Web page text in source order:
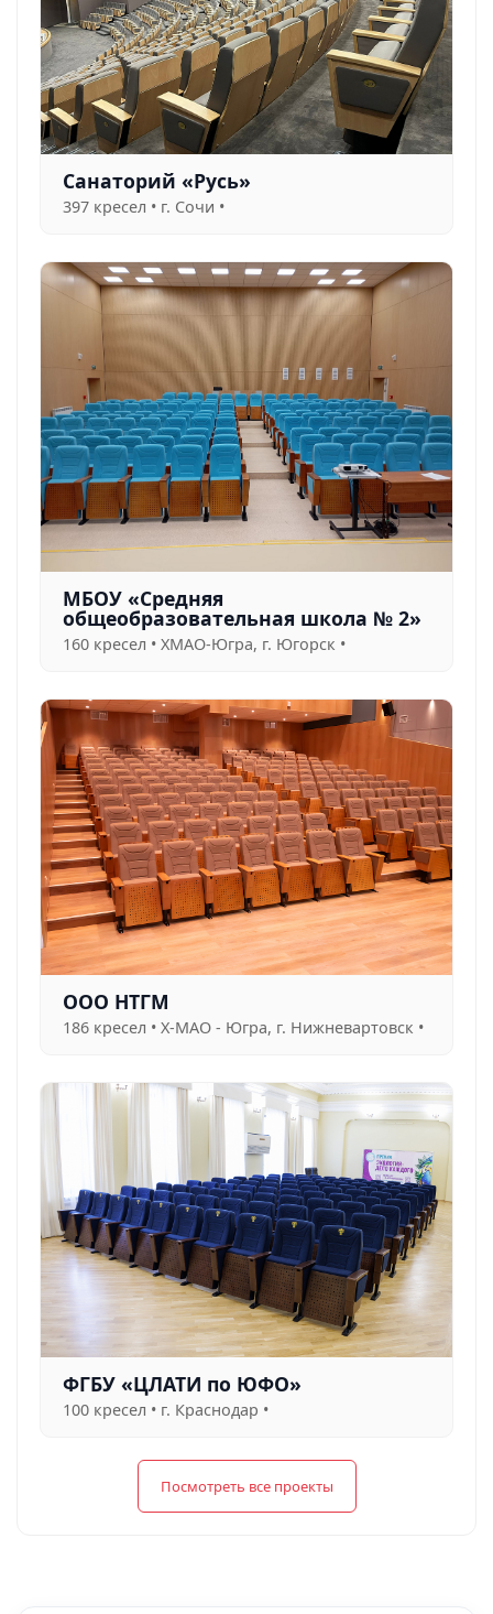
Санаторий «Русь»
397 кресел • г. Сочи •
МБОУ «Средняя
общеобразовательная школа № 2»
160 кресел • ХМАО-Югра, г. Югорск •
ООО НТГМ
186 кресел • Х-МАО - Югра, г. Нижневартовск •
ФГБУ «ЦЛАТИ по ЮФО»
100 кресел • г. Краснодар •
Посмотреть все проекты